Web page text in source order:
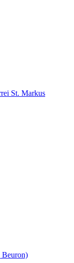
St. Markus
Beuron)